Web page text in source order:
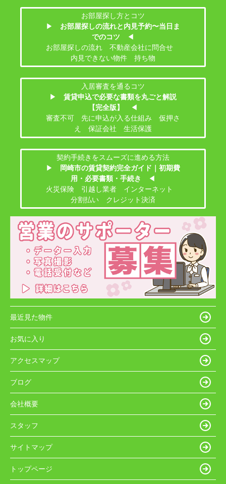
お部屋探し方とコツ
▶
お部屋探しの流れと内見予約〜当日ま
でのコツ
◀
お部屋探しの流れ 不動産会社に問合せ
内見できない物件 持ち物
入居審査を通るコツ
▶
賃貸申込で必要な書類を丸ごと解説
【完全版】
◀
審査不可 先に申込が入る仕組み 仮押さ
え 保証会社 生活保護
契約手続きをスムーズに進める方法
▶
岡崎市の賃貸契約完全ガイド｜初期費
用・必要書類・手続き
◀
火災保険 引越し業者 インターネット
分割払い クレジット決済
最近見た物件
お気に入り
アクセスマップ
ブログ
会社概要
スタッフ
サイトマップ
トップページ